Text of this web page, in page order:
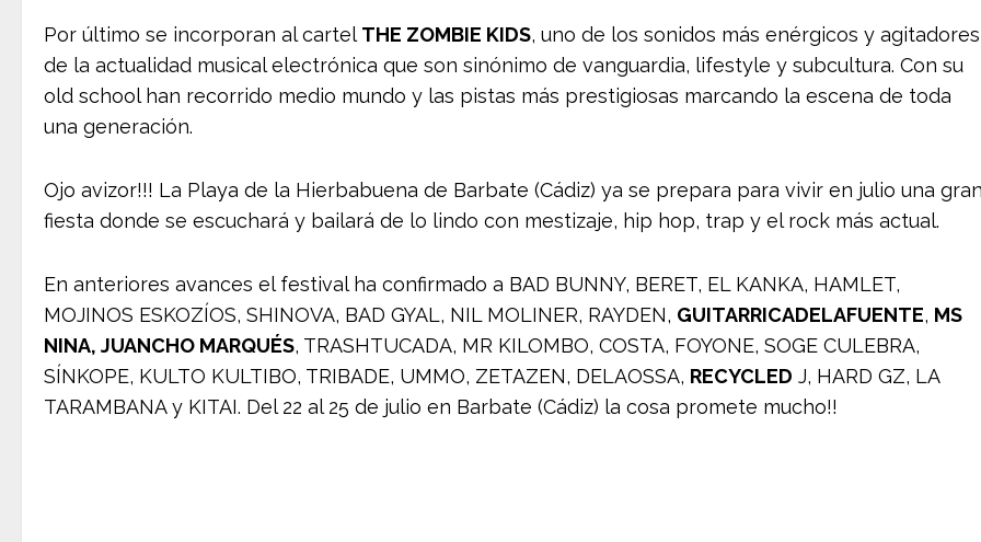
Por último se incorporan al cartel THE ZOMBIE KIDS, uno de los sonidos más enérgicos y agitadores
de la actualidad musical electrónica que son sinónimo de vanguardia, lifestyle y subcultura. Con su
old school han recorrido medio mundo y las pistas más prestigiosas marcando la escena de toda
una generación.
Ojo avizor!!! La Playa de la Hierbabuena de Barbate (Cádiz) ya se prepara para vivir en julio una
fiesta donde se escuchará y bailará de lo lindo con mestizaje, hip hop, trap y el rock más actual.
En anteriores avances el festival ha confirmado a BAD BUNNY, BERET, EL KANKA, HAMLET,
MOJINOS ESKOZÍOS, SHINOVA, BAD GYAL, NIL MOLINER, RAYDEN, GUITARRICADELAFUENTE, MS
NINA, JUANCHO MARQUÉS, TRASHTUCADA, MR KILOMBO, COSTA, FOYONE, SOGE CULEBRA,
SÍNKOPE, KULTO KULTIBO, TRIBADE, UMMO, ZETAZEN, DELAOSSA, RECYCLED J, HARD GZ, LA
TARAMBANA y KITAI. Del 22 al 25 de julio en Barbate (Cádiz) la cosa promete mucho!!